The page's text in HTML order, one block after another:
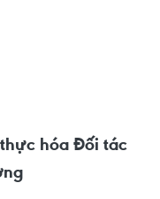
hóa Đối tác